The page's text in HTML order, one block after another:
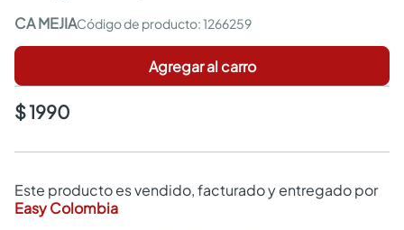
CA MEJIA :1266259
Agregar al carro
$ 1990
Este producto es vendido, facturado y entregado por
Easy Colombia